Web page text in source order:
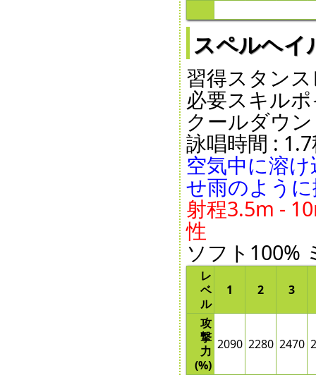
スペルヘ
習得スタン
必要スキル
クールダウ
詠唱時間 :
空気中に溶
せ雨のよう
射程3.5m -
性
ソフト100%
レ
ベ
ル
1 2 3
攻
撃
力
(%)
2090 2280 2470